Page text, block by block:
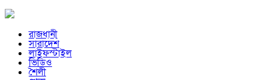
রাজধানী
সারাদেশ
লাইফস্টাইল
ভিডিও
শৈলী